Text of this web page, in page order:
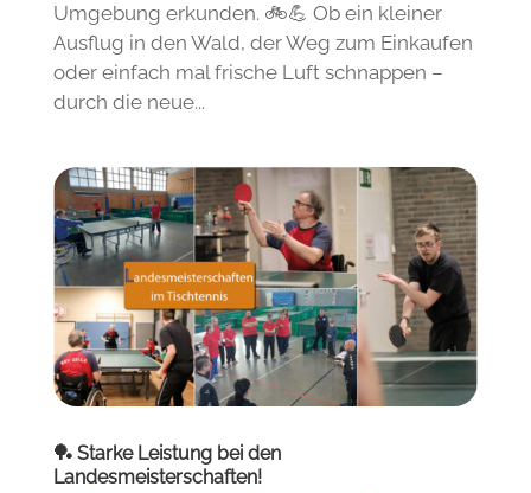
Umgebung erkunden. 🚲💪 Ob ein kleiner
Ausflug in den Wald, der Weg zum Einkaufen
oder einfach mal frische Luft schnappen –
durch die neue...
🏓 Starke Leistung bei den
Landesmeisterschaften!